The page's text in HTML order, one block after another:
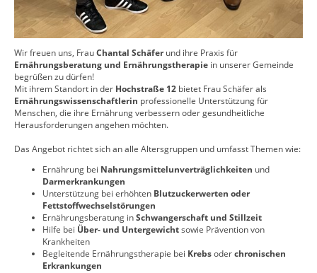
Wir freuen uns, FrauChantal Schäferund ihre Praxis für
Ernährungsberatung und Ernährungstherapie in unserer Gemeinde
begrüßen zu dürfen!
Mit ihrem Standort in der Hochstraße 12 bietet Frau Schäfer als
Ernährungswissenschaftlerin professionelle Unterstützung für
Menschen, die ihre Ernährung verbessern oder gesundheitliche
Herausforderungen angehen möchten.
Das Angebot richtet sich an alle Altersgruppen und umfasst Themen wie:
Ernährung bei Nahrungsmittelunverträglichkeiten und
Darmerkrankungen
Unterstützung bei erhöhten Blutzuckerwerten oder
Fettstoffwechselstörungen
Ernährungsberatung inSchwangerschaft und Stillzeit
Hilfe bei Über- und Untergewichtsowie Prävention von
Krankheiten
Begleitende Ernährungstherapie bei Krebsoderchronischen
Erkrankungen